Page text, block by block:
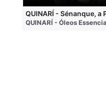
QUINARÍ - Óleos